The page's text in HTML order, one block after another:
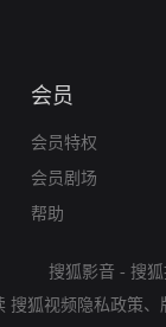
会员
会员特权
会员剧场
帮助
搜狐影音 - 搜
搜狐视频隐私政策、